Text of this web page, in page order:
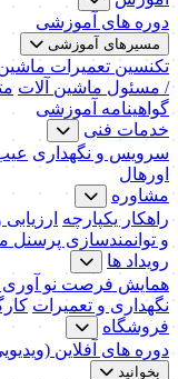
دوره های آموزشی
مسیرهای آموزشی
تکنسین تعمیرات
/ مسئول ماشین آلات
گواهینامه آموزشی
خدمات فنی
سرویس و نگهداری
اورهال
مشاوره
راهکار یکپارچه
و توانمندسازی پرسنل
رویداد ها
همایش فرصت نو آوری
نگهداری و تعمیرات
فروشگاه
دوره های آفلاین
بخوانید